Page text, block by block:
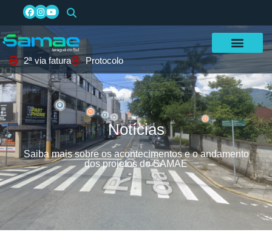
2ª via fatura Protocolo
Notícias
Saiba mais sobre os acontecimentos e o andamento
dos projetos do SAMAE